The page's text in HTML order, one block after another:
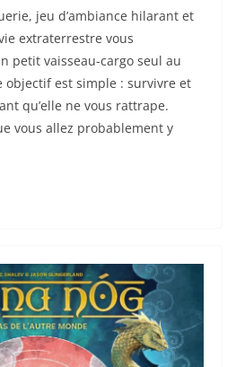
jeu d’ambiance hilarant et
extraterrestre vous
petit vaisseau-cargo seul au
objectif est simple : survivre et
qu’elle ne vous rattrape.
vous allez probablement y